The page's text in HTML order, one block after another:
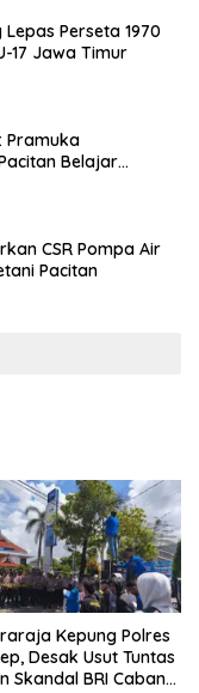
Perseta 1970
17 Jawa Timur
Pramuka
Belajar
CSR Pompa Air
Pacitan
Kepung Polres
Desak Usut Tuntas
Skandal BRI Cabang